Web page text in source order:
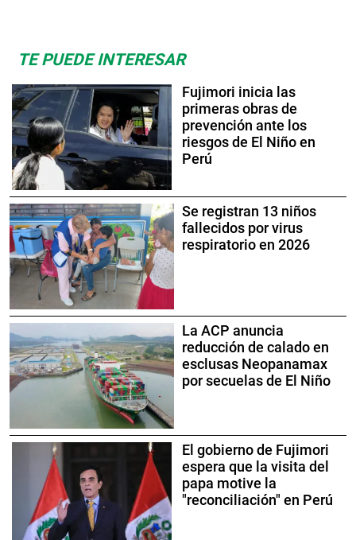
TE PUEDE INTERESAR
Fujimori inicia las
primeras obras de
prevención ante los
riesgos de El Niño en
Perú
Se registran 13 niños
fallecidos por virus
respiratorio en 2026
La ACP anuncia
reducción de calado en
esclusas Neopanamax
por secuelas de El Niño
El gobierno de Fujimori
espera que la visita del
papa motive la
"reconciliación" en Perú